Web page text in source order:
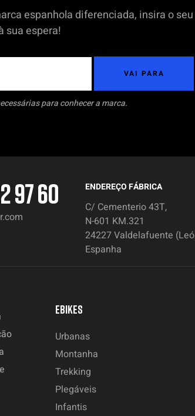
espanhola diferenciada, insira o seu
sua espera!
VAI PARA
para conhecer a marca.
97 60 ENDEREÇO FÁBRICA
C/ Cementerio 43T,
N-601 KM.321
24227 Valdelafuente
Espanha
EBIKES
Urbanas
Montanha
Trekking
Plegáveis
Infantis